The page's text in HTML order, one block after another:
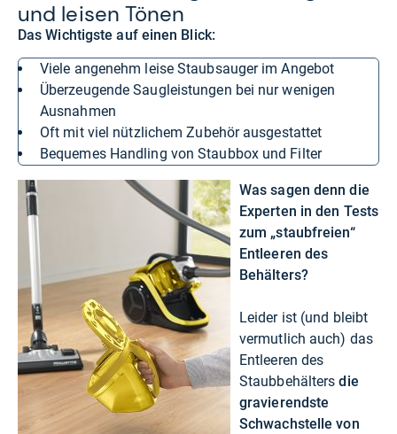
und lei­sen Tönen
Das Wichtigste auf einen Blick:
viele angenehm leise Staubsauger im Angebot
überzeugende Saugleistungen bei nur wenigen
Ausnahmen
oft mit viel nützlichem Zubehör ausgestattet
bequemes Handling von Staubbox und Filter
Was sagen denn die
Experten in den Tests
zum „staubfreien“
Entleeren des
Behälters?
Leider ist (und bleibt
vermutlich auch) das
Entleeren des
Staubbehältersdie
gravierendste
Schwachstelle von